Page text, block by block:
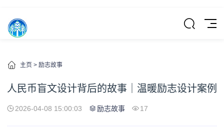
主页 > 励志故事
人民币盲文设计背后的故事｜温暖励志设计案例
2026-04-08 15:00:03 励志故事 17